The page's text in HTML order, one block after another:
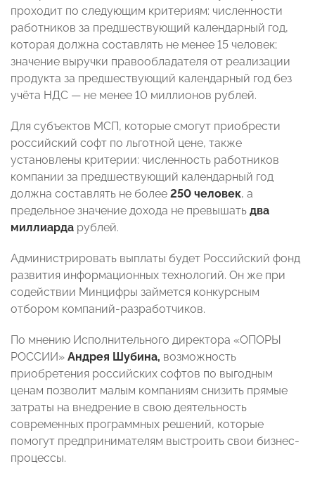
проходит по следующим критериям: численности
работников за предшествующий календарный год,
которая должна составлять не менее 15 человек;
значение выручки правообладателя от реализации
продукта за предшествующий календарный год без
учёта НДС — не менее 10 миллионов рублей.
Для субъектов МСП, которые смогут приобрести
российский софт по льготной цене, также
установлены критерии: численность работников
компании за предшествующий календарный год
должна составлять не более 250 человек, а
предельное значение дохода не превышать два
миллиарда рублей.
Администрировать выплаты будет Российский фонд
развития информационных технологий. Он же при
содействии Минцифры займется конкурсным
отбором компаний-разработчиков.
По мнению Исполнительного директора «ОПОРЫ
РОССИИ» Андрея Шубина, возможность
приобретения российских софтов по выгодным
ценам позволит малым компаниям снизить прямые
затраты на внедрение в свою деятельность
современных программных решений, которые
помогут предпринимателям выстроить свои бизнес-
процессы.